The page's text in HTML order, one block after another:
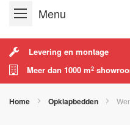
Menu
Levering en montage
Meer dan 1000 m2
Home Opklapbedden